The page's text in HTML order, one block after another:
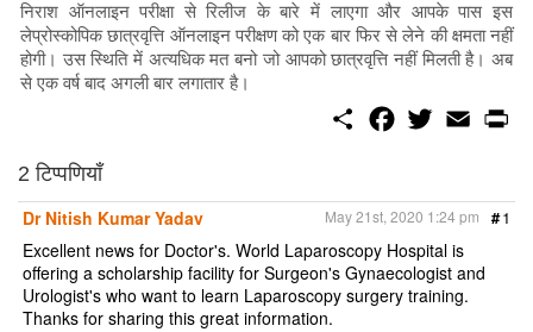
निराश ऑनलाइन परीक्षा से रिलीज के बारे में लाएगा और आपके पास इस
लेप्रोस्कोपिक छात्रवृत्ति ऑनलाइन परीक्षण को एक बार फिर से लेने की क्षमता नहीं
होगी। उस स्थिति में अत्यधिक मत बनो जो आपको छात्रवृत्ति नहीं मिलती है। अब
से एक वर्ष बाद अगली बार लगातार है।
S
o
o
k
w
e
r
E
m
2 टिप्पणियाँ
Dr Nitish Kumar Yadav
#1
May 21st, 2020 1:24 pm
Excellent news for Doctor's. World Laparoscopy Hospital is
offering a scholarship facility for Surgeon's Gynaecologist and
Urologist's who want to learn Laparoscopy surgery training.
Thanks for sharing this great information.